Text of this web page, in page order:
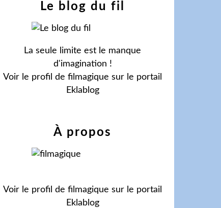
Le blog du fil
La seule limite est le manque
d'imagination !
Voir le profil de filmagique sur le portail
Eklablog
À propos
Voir le profil de filmagique sur le portail
Eklablog